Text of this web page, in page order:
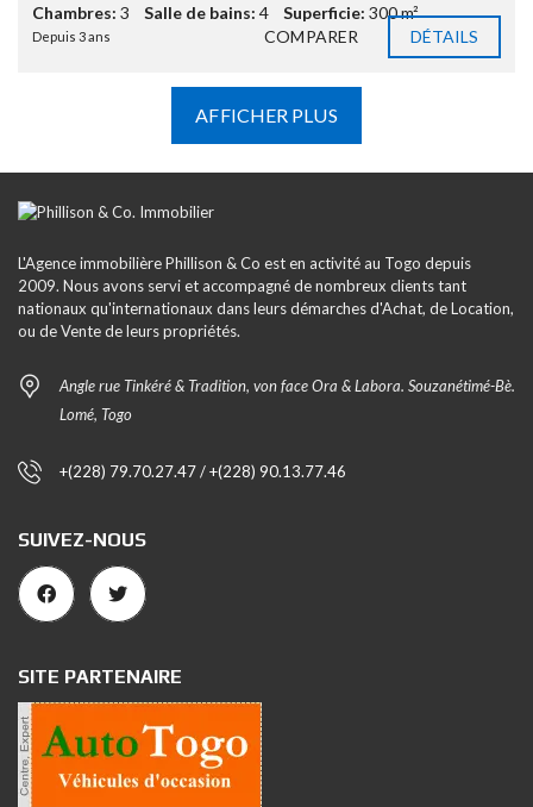
Chambres: 3 Salle de bains: 4 Superficie: 300 m²
Depuis 3 ans COMPARER DÉTAILS
AFFICHER PLUS
L'Agence immobilière Phillison & Co est en activité au Togo depuis
2009. Nous avons servi et accompagné de nombreux clients tant
nationaux qu'internationaux dans leurs démarches d'Achat, de Location,
ou de Vente de leurs propriétés.
Angle rue Tinkéré & Tradition, von face Ora & Labora. Souzanétimé-Bè.
Lomé, Togo
+(228) 79.70.27.47 / +(228) 90.13.77.46
SUIVEZ-NOUS
SITE PARTENAIRE